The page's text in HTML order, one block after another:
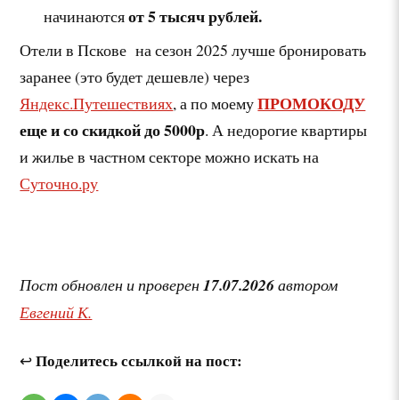
начинаютсяот 5 тысяч рублей.
Отели в Пскове на сезон 2025 лучше бронировать
заранее (это будет дешевле) через
Яндекс.Путешествиях, а по моемуПРОМОКОДУ
еще и со скидкой до 5000р. А недорогие квартиры
и жилье в частном секторе можно искать на
Суточно.ру
Пост обновлен и проверен17.07.2026автором
Евгений К.
↩Поделитесь ссылкой на пост: